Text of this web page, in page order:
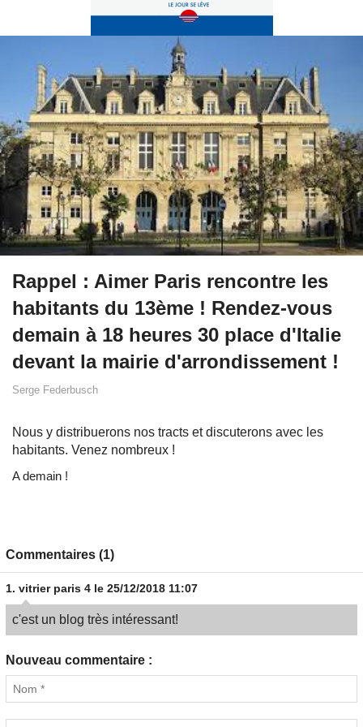
Rappel : Aimer Paris rencontre les
habitants du 13ème ! Rendez-vous
demain à 18 heures 30 place d'Italie
devant la mairie d'arrondissement !
Serge Federbusch
Nous y distribuerons nos tracts et discuterons avec les
habitants. Venez nombreux !
A demain !
Commentaires (1)
1. vitrier paris 4 le 25/12/2018 11:07
c'est un blog très intéressant!
Nouveau commentaire :